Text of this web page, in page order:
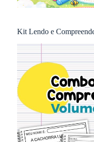
Kit Lendo e